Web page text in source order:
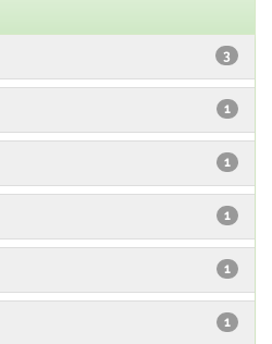
3
1
1
1
1
1